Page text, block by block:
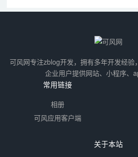
可风网专注zblog开发，拥有多年开发经验
企业用户提供网站、小程序、
常用链接
相册
可风应用客户端
关于本站